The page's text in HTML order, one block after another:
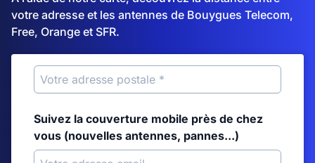
votre adresse et les antennes de Bouygues Telecom,
Free, Orange et SFR.
Suivez la couverture mobile près de chez
vous (nouvelles antennes, pannes...)